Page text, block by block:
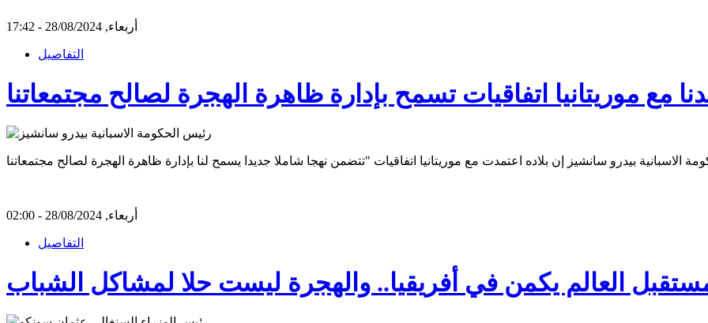
أربعاء, 28/08/2024 - 17:42
التفاصيل
مع موريتانيا اتفاقيات تسمح بإدارة ظاهرة الهجرة لصالح مجتمعاتنا
أربعاء, 28/08/2024 - 02:00
التفاصيل
العالم يكمن في أفريقيا.. والهجرة ليست حلا لمشاكل الشباب